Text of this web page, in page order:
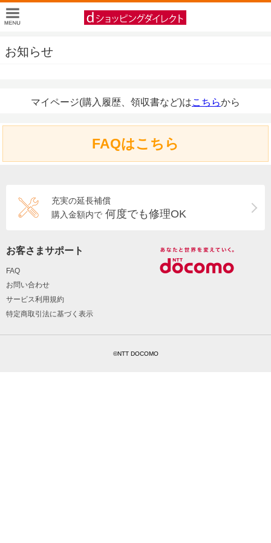
お知らせ
マイページ(購入履歴、領収書など)はこちらから
FAQはこちら
充実の延長補償
購入金額内で 何度でも修理OK
お客さまサポート
FAQ
お問い合わせ
サービス利用規約
特定商取引法に基づく表示
©NTT DOCOMO